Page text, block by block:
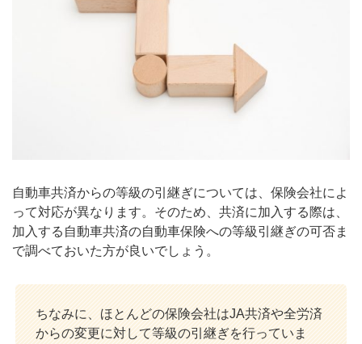
自動車共済からの等級の引継ぎについては、保険会社によ
って対応が異なります。そのため、共済に加入する際は、
加入する自動車共済の自動車保険への等級引継ぎの可否ま
で調べておいた方が良いでしょう。
ちなみに、ほとんどの保険会社はJA共済や全労済
からの変更に対して等級の引継ぎを行っていま